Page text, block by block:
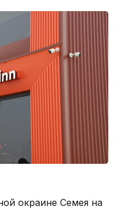
окраине Семея на